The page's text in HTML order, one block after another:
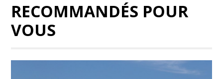
RECOMMANDÉS POUR
VOUS